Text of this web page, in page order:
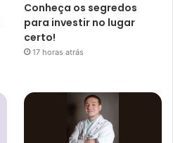
Conheça os segredos
para investir no lugar
certo!
17 horas atrás